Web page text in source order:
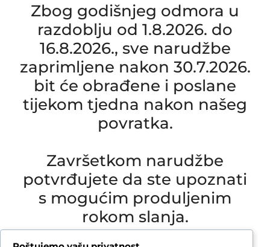
Zbog godišnjeg odmora u
razdoblju od 1.8.2026. do
16.8.2026., sve narudžbe
zaprimljene nakon 30.7.2026.
bit će obrađene i poslane
tijekom tjedna nakon našeg
povratka.
Završetkom narudžbe
potvrđujete da ste upoznati
s mogućim produljenim
rokom slanja.
Due to our annual holiday from 1 August 2026 to